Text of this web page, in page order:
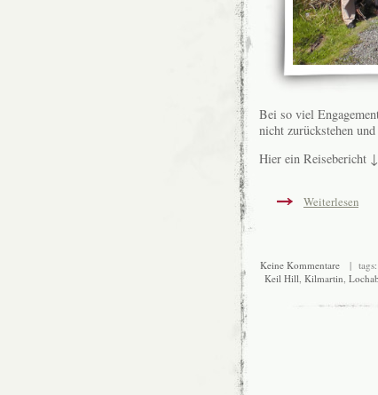
Bei so viel
nicht zurückstehen
Hier ein Reisebericht ↓
Weiterlesen
Keine Kommentare| tags:
Keil Hill Kilmartin